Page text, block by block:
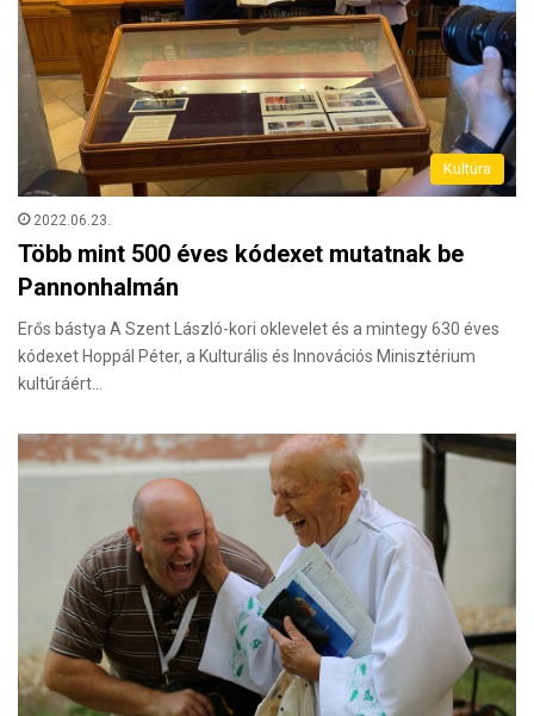
Kultúra
2022.06.23.
Több mint 500 éves kódexet mutatnak be
Pannonhalmán
Erős bástya A Szent László-kori oklevelet és a mintegy 630 éves
kódexet Hoppál Péter, a Kulturális és Innovációs Minisztérium
kultúráért…